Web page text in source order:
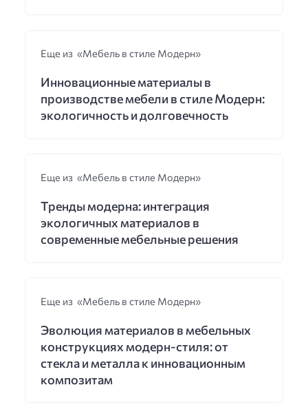
Еще из «Мебель в стиле Модерн»
Инновационные материалы в
производстве мебели в стиле Модерн:
экологичность и долговечность
Еще из «Мебель в стиле Модерн»
Тренды модерна: интеграция
экологичных материалов в
современные мебельные решения
Еще из «Мебель в стиле Модерн»
Эволюция материалов в мебельных
конструкциях модерн-стиля: от
стекла и металла к инновационным
композитам